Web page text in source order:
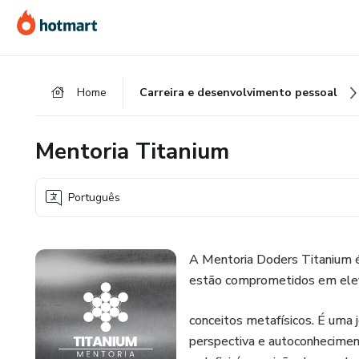
para
o
para
o
para
o
Home Carreira e desenvolvimento pessoal
Mentoria Titanium
Português
A Mentoria Doders Titanium
estão comprometidos em
conceitos metafísicos. É
perspectiva e